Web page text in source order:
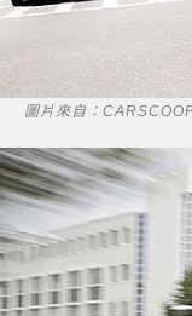
圖片來自：